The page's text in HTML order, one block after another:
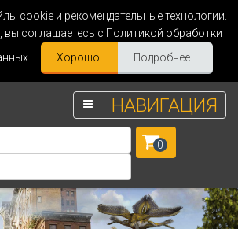
cookie и рекомендательные технологии.
вы соглашаетесь с Политикой обработки
Хорошо! Подробнее...
НАВИГАЦИЯ
0